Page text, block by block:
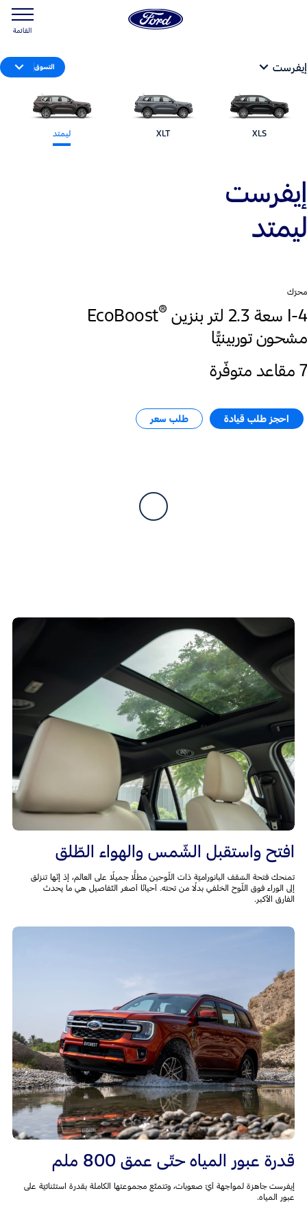
القائمة
إيفرست التسوق
XLS
XLT ليمتد
إيفرست
ليمتد
محرّك
I-4 سعة 2.3 لتر ‎بنزين ®
EcoBoost
مشحون توربينيًّا
7 مقاعد متوفّرة
احجز طلب قيادة طلب سعر​
افتح واستقبل الشّمس والهواء الطّلق
تمنحك فتحة السّقف البانوراميّة ذات اللّوحين مطلًّا جميلًا على العالم، إذ إنّها تنزلق
إلى الوراء فوق اللّوح الخلفي بدلًا من تحته. أحيانًا أصغر التّفاصيل هي ما يحدث
الفارق الأكبر.
قدرة عبور المياه حتّى عمق 800 ملم
إيفرست جاهزة لمواجهة أيّ صعوبات، وتتمتّع مجموعتها الكاملة بقدرة استثنائيّة على
عبور المياه.